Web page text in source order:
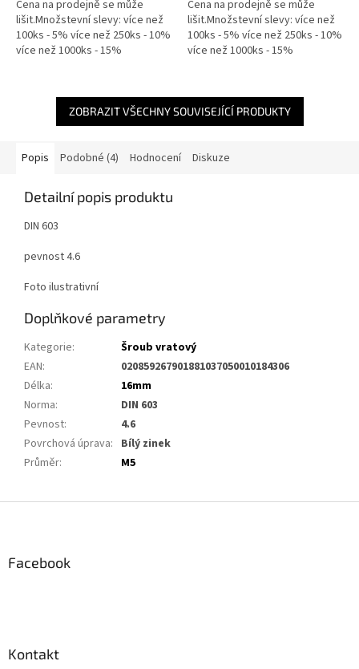
Cena na prodejně se může
lišit.Množstevní slevy: více než
100ks - 5% více než 250ks - 10%
více než 1000ks - 15%
Cena na prodejně se může
lišit.Množstevní slevy: více než
100ks - 5% více než 250ks - 10%
více než 1000ks - 15%
ZOBRAZIT VŠECHNY SOUVISEJÍCÍ PRODUKTY
Popis Podobné (4) Hodnocení Diskuze
Detailní popis produktu
DIN 603
pevnost 4.6
Foto ilustrativní
Doplňkové parametry
Kategorie:
Šroub vratový
EAN:
020859267901881037050010184306
Délka:
16mm
Norma:
DIN 603
Pevnost:
4.6
Povrchová úprava: Bílý zinek
Průměr: M5
Facebook
Kontakt